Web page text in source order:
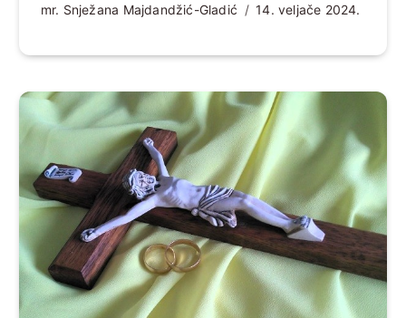
mr. Snježana Majdandžić-Gladić 14. veljače 2024.